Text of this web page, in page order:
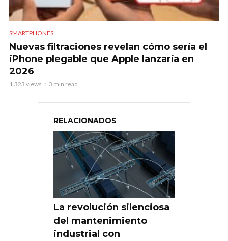
SMARTPHONES
Nuevas filtraciones revelan cómo sería el
iPhone plegable que Apple lanzaría en
2026
1.323 views 3 min read
RELACIONADOS
La revolución silenciosa
del mantenimiento
industrial con